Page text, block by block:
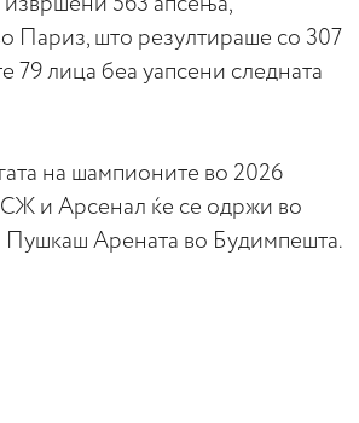
Париз, што резултираше со 307
79 лица беа уапсени следната
на шампионите во 2026
и Арсенал ќе се одржи во
Пушкаш Арената во Будимпешта.